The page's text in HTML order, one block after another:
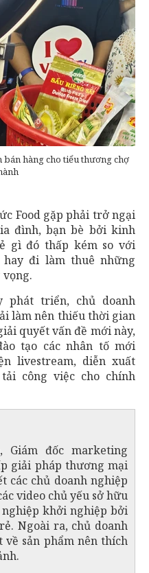
hàng cho tiểu thương chợ
Food gặp phải trở ngại
đình, bạn bè bởi kinh
gì đó thấp kém so với
đi làm thuê những
triển, chủ doanh
làm nên thiếu thời gian
quyết vấn đề mới này,
tạo các nhân tố mới
livestream, diễn xuất
công việc cho chính
Giám đốc marketing
giải pháp thương mại
các chủ doanh nghiệp
video chủ yếu sở hữu
nghiệp khởi nghiệp bởi
Ngoài ra, chủ doanh
sản phẩm nên thích